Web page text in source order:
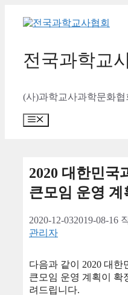
전국과학교
(사)과학교사과학문화협
메
2020 대한민국
큰모임 운영 계
2020-12-032019-08-16
관리자
다음과 같이 2020 대한
큰모임 운영 계획이 확
려드립니다.